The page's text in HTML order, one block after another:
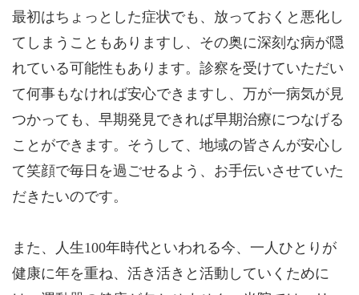
最初はちょっとした症状でも、放っておくと悪化し
てしまうこともありますし、その奥に深刻な病が隠
れている可能性もあります。診察を受けていただい
て何事もなければ安心できますし、万が一病気が見
つかっても、早期発見できれば早期治療につなげる
ことができます。そうして、地域の皆さんが安心し
て笑顔で毎日を過ごせるよう、お手伝いさせていた
だきたいのです。
また、人生100年時代といわれる今、一人ひとりが
健康に年を重ね、活き活きと活動していくために